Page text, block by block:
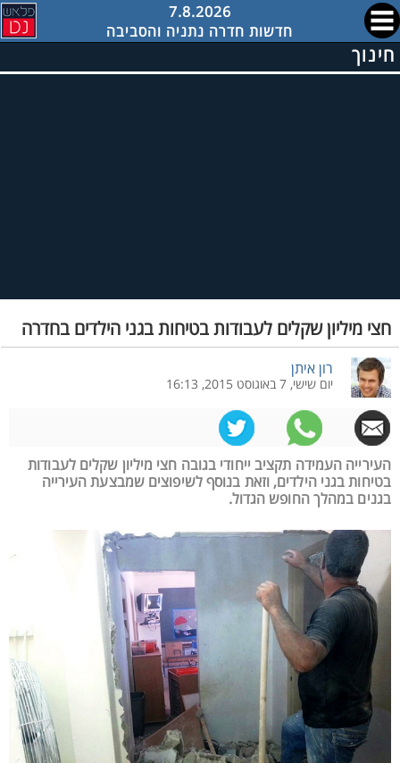
7.8.2026
חדשות חדרה נתניה והסביבה
חינוך
חצי מיליון שקלים לעבודות בטיחות בגני הילדים בחדרה
רון איתן
יום שישי, 7 באוגוסט 2015, 16:13
העירייה העמידה תקציב ייחודי בגובה חצי מיליון שקלים לעבודות
בטיחות בגני הילדים, וזאת בנוסף לשיפוצים שמבצעת העירייה
בגנים במהלך החופש הגדול.